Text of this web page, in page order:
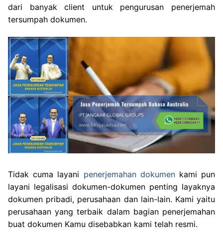
dari banyak client untuk pengurusan penerjemah
tersumpah dokumen.
Tidak cuma layani penerjemahan dokumenkami pun
layani legalisasi dokumen-dokumen penting layaknya
dokumen pribadi, perusahaan dan lain-lain. Kami yaitu
perusahaan yang terbaik dalam bagian penerjemahan
buat dokumen Kamu disebabkan kami telah resmi.